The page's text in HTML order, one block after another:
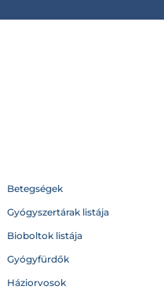
Betegségek
Gyógyszertárak listája
Bioboltok listája
Gyógyfürdők
Háziorvosok